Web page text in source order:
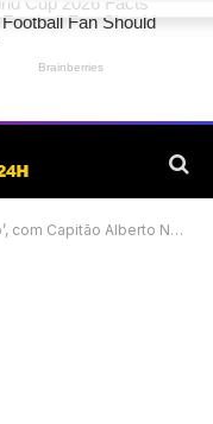
Maria do Carmo movimenta o Jorge Teixeira